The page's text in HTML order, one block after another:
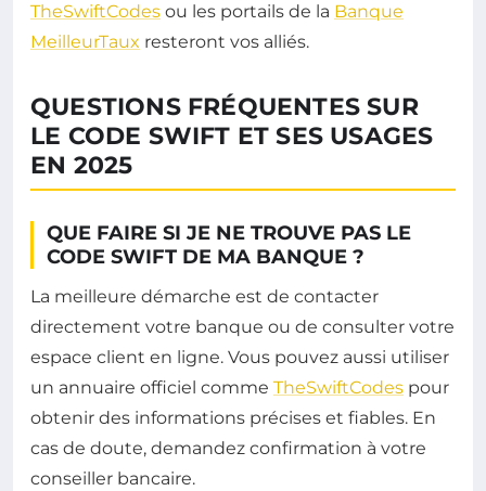
TheSwiftCodes ou les portails de la Banque
MeilleurTaux resteront vos alliés.
QUESTIONS FRÉQUENTES SUR
LE CODE SWIFT ET SES USAGES
EN 2025
QUE FAIRE SI JE NE TROUVE PAS LE
CODE SWIFT DE MA BANQUE ?
La meilleure démarche est de contacter
directement votre banque ou de consulter votre
espace client en ligne. Vous pouvez aussi utiliser
un annuaire officiel comme TheSwiftCodes pour
obtenir des informations précises et fiables. En
cas de doute, demandez confirmation à votre
conseiller bancaire.